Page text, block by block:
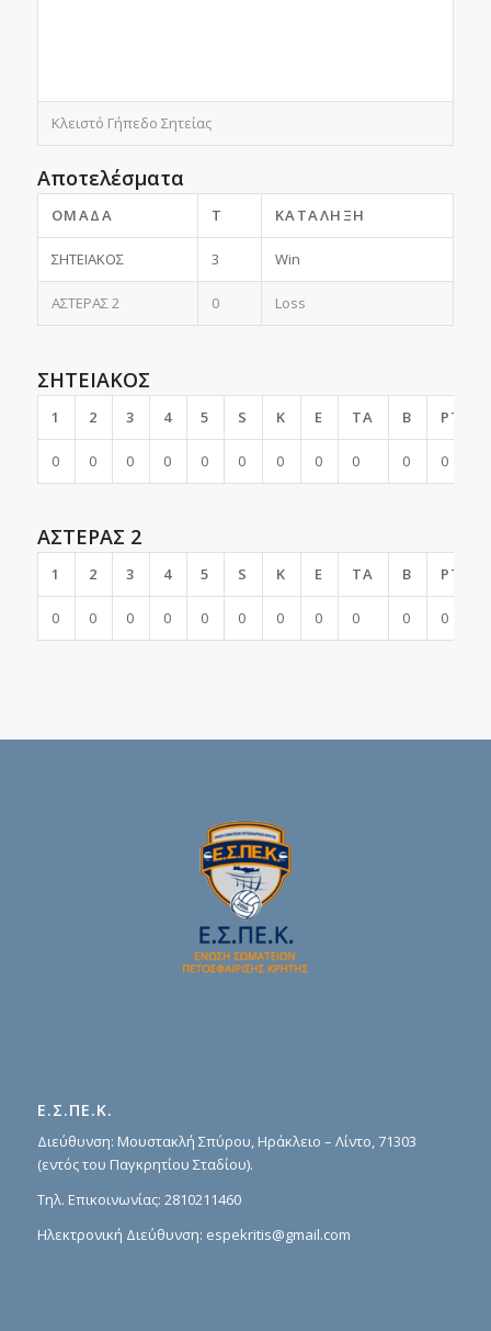
Κλειστό Γήπεδο Σητείας
Αποτελέσματα
ΟΜΆΔΑ T ΚΑΤΆΛΗΞΗ
ΣΗΤΕΙΑΚΟΣ 3 Win
ΑΣΤΕΡΑΣ 2 0 Loss
ΣΗΤΕΙΑΚΟΣ
1 2 3 4 5 S K E TA B PTS
0 0 0 0 0 0 0 0 0 0 0
ΑΣΤΕΡΑΣ 2
1 2 3 4 5 S K E TA B PTS
0 0 0 0 0 0 0 0 0 0 0
Ε.Σ.ΠΕ.Κ.
Διεύθυνση: Μουστακλή Σπύρου, Ηράκλειο – Λίντο, 71303
(εντός του Παγκρητίου Σταδίου).
Τηλ. Επικοινωνίας: 2810211460
Ηλεκτρονική Διεύθυνση: espekritis@gmail.com